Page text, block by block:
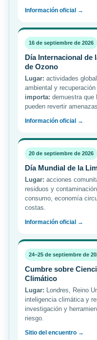
Información oficial →
16 de septiembre de 2026
Día Internacional de
de Ozono
Lugar: actividades
ambiental y
importa: demuestra que
pueden revertir
Información oficial →
20 de septiembre de 2026
Día Mundial de la
Lugar: acciones
residuos y contaminación.
consumo, economía
costas.
Información oficial →
24–25 de septiembre de
Cumbre sobre
Climático
Lugar: Londres, Reino
inteligencia climática y
investigación y
riesgo.
Sitio del encuentro →